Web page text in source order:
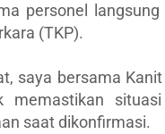
personel
(TKP).
saya bersama
saat dikonfirmasi.